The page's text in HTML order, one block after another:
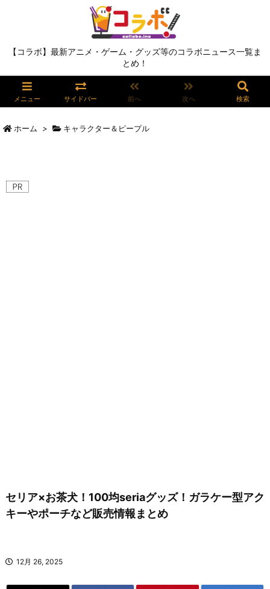
【コラボ】最新アニメ・ゲーム・グッズ等のコラボニュース一覧ま
とめ！
メニュー サイドバー 前へ 次へ 検索
ホーム > キャラクター＆ピープル
セリア×お茶犬！100均seriaグッズ！ガラケー型アク
キーやポーチなど販売情報まとめ
12月 26, 2025